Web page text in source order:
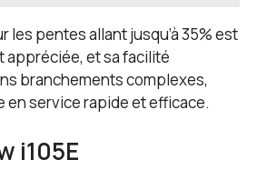
les pentes allant jusqu’à 35% est
et sa facilité
branchements complexes,
en service rapide et efficace.
i105E